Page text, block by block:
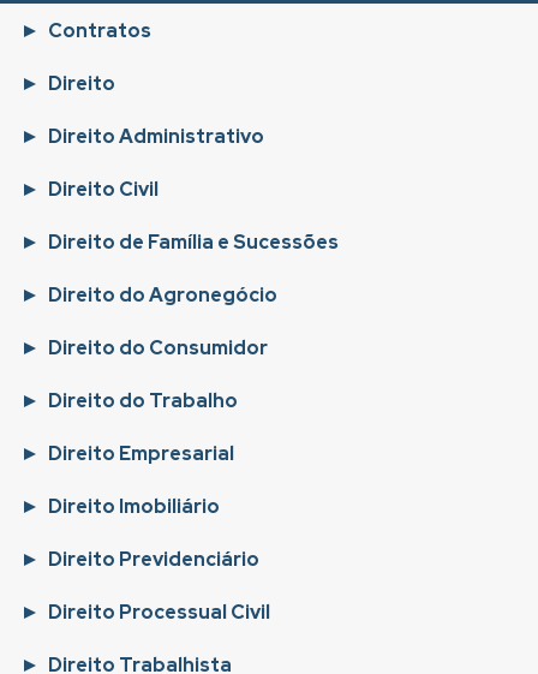
Contratos
Direito
Direito Administrativo
Direito Civil
Direito de Família e Sucessões
Direito do Agronegócio
Direito do Consumidor
Direito do Trabalho
Direito Empresarial
Direito Imobiliário
Direito Previdenciário
Direito Processual Civil
Direito Trabalhista